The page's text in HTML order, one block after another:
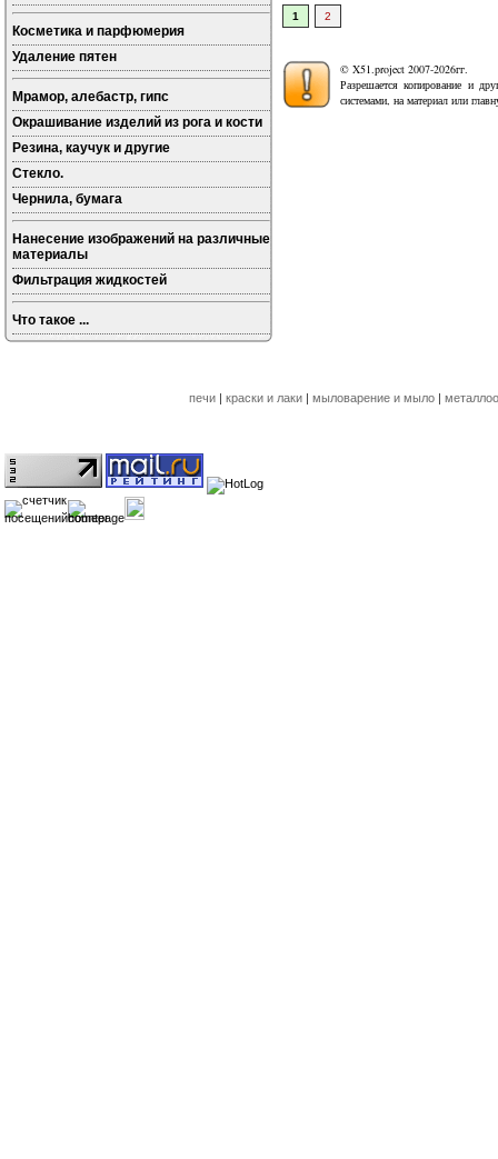
Косметика и парфюмерия
Удаление пятен
Мрамор, алебастр, гипс
Окрашивание изделий из рога и кости
Резина, каучук и другие
Стекло.
Чернила, бумага
Нанесение изображений на различные
материалы
Фильтрация жидкостей
Что такое ...
1 2
© X51.project 2007-2026гг.
Разрешается копирование и
системами, на материал или
печи | краски и лаки | мыловарение и мыло |